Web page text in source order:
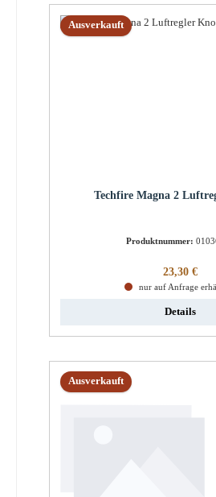
Ausverkauft
Techfire Magna 2
Produktnummer:
Regulärer
23,30 €
nur auf Anfrage
Details
Ausverkauft